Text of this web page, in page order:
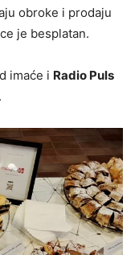
obroke i prodaju
je besplatan.
imaće i Radio Puls
.